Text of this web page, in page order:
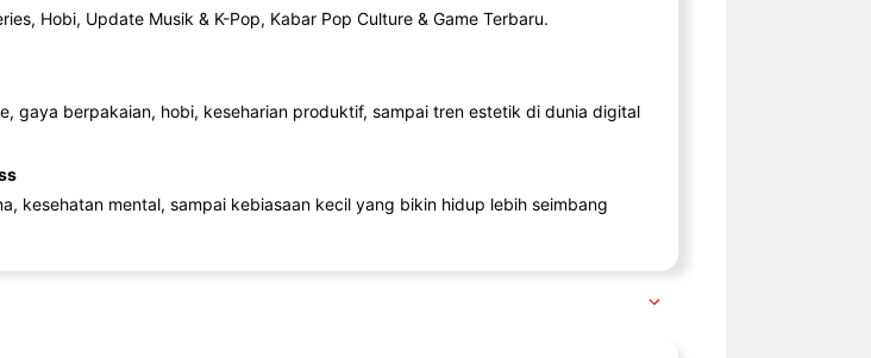
Hobi, Update Musik & K-Pop, Kabar Pop Culture & Game Terbaru.
gaya berpakaian, hobi, keseharian produktif, sampai tren estetik di dunia digital
kesehatan mental, sampai kebiasaan kecil yang bikin hidup lebih seimbang